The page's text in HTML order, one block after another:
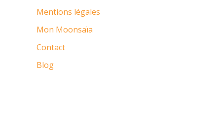
Mentions légales
Mon Moonsaïa
Contact
Blog